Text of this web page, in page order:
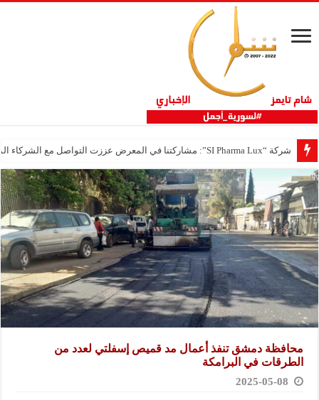
شركة “SI Pharma Lux”: مشاركتنا في المعرض عززت التواصل مع الشركاء المحليين والدوليين
محافظة دمشق تنفذ أعمال مد قميص إسفلتي لعدد من
الطرقات في البرامكة
2025-05-08